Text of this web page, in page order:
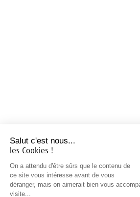
Salut c'est nous...
les Cookies !
On a attendu d'être sûrs que le contenu de
ce site vous intéresse avant de vous
déranger, mais on aimerait bien vous
visite...